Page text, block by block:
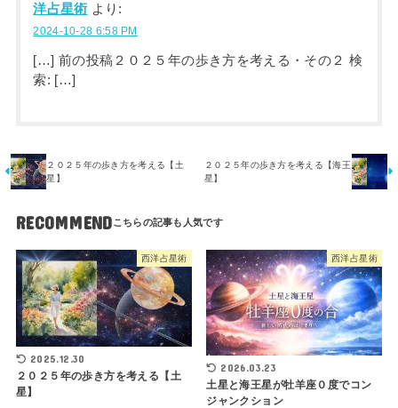
洋占星術 より:
2024-10-28 6:58 PM
[…] 前の投稿２０２５年の歩き方を考える・その２ 検
索: […]
２０２５年の歩き方を考える【土
星】
２０２５年の歩き方を考える【海王
星】
RECOMMEND
西洋占星術
2025.12.30
２０２５年の歩き方を考える【土
星】
西洋占星術
2026.03.23
土星と海王星が牡羊座０度でコン
ジャンクション